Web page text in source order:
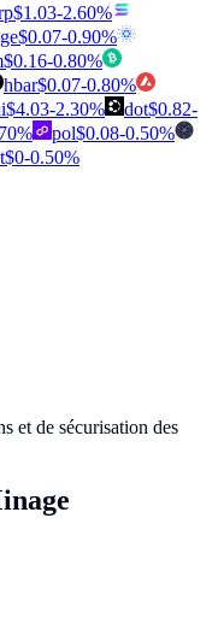
$1.03-2.60%
$0.07-0.90%
$0.16-0.80%
hbar$0.07-0.80%
$4.03-2.30% dot$0.82-
% pol$0.08-0.50%
$0-0.50%
et de sécurisation des